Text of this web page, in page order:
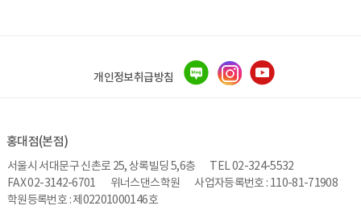
개인정보취급방침
홍대점(본점)
서울시 서대문구 신촌로 25, 상록빌딩 5,6층
TEL 02-324-5532
FAX 02-3142-6701
위너스댄스학원
사업자등록번호 : 110-81-71908
학원등록번호 : 제02201000146호